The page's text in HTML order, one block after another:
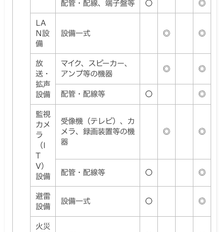
配管・配線、端子盤等 〇 ◎
LA
N設
備
設備一式 ◎ ◎
放
送・
拡声
設備
マイク、スピーカー、
アンプ等の機器
◎ ◎
配管・配線等 〇 ◎
監視
カメ
ラ
（I
T
V）
設備
受像機（テレビ）、カ
メラ、録画装置等の機
器
◎ ◎
配管・配線等 〇 ◎
避雷
設備
設備一式 〇 ◎
火災